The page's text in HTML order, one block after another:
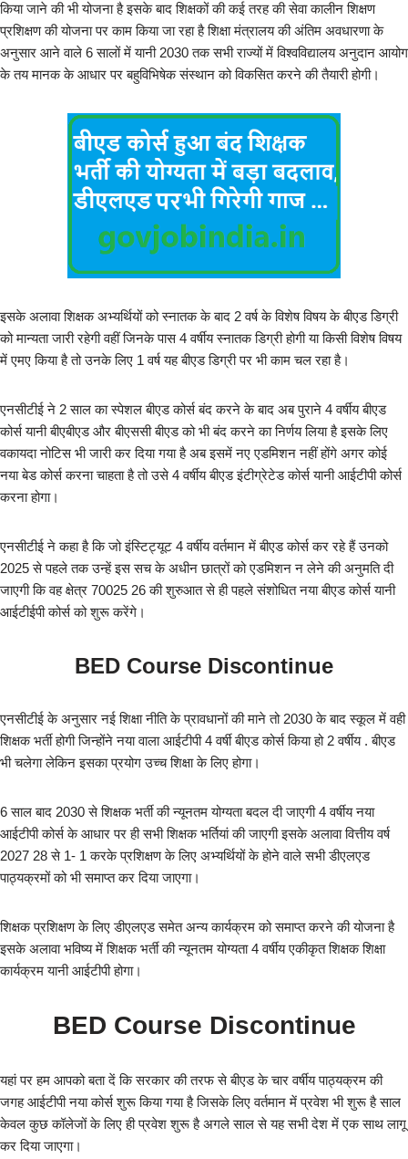
किया जाने की भी योजना है इसके बाद शिक्षकों की कई तरह की सेवा कालीन शिक्षण
प्रशिक्षण की योजना पर काम किया जा रहा है शिक्षा मंत्रालय की अंतिम अवधारणा के
अनुसार आने वाले 6 सालों में यानी 2030 तक सभी राज्यों में विश्वविद्यालय अनुदान आयोग
के तय मानक के आधार पर बहुविभिषेक संस्थान को विकसित करने की तैयारी होगी।
इसके अलावा शिक्षक अभ्यर्थियों को स्नातक के बाद 2 वर्ष के विशेष विषय के बीएड डिग्री
को मान्यता जारी रहेगी वहीं जिनके पास 4 वर्षीय स्नातक डिग्री होगी या किसी विशेष विषय
में एमए किया है तो उनके लिए 1 वर्ष यह बीएड डिग्री पर भी काम चल रहा है।
एनसीटीई ने 2 साल का स्पेशल बीएड कोर्स बंद करने के बाद अब पुराने 4 वर्षीय बीएड
कोर्स यानी बीएबीएड और बीएससी बीएड को भी बंद करने का निर्णय लिया है इसके लिए
वकायदा नोटिस भी जारी कर दिया गया है अब इसमें नए एडमिशन नहीं होंगे अगर कोई
नया बेड कोर्स करना चाहता है तो उसे 4 वर्षीय बीएड इंटीग्रेटेड कोर्स यानी आईटीपी कोर्स
करना होगा।
एनसीटीई ने कहा है कि जो इंस्टिट्यूट 4 वर्षीय वर्तमान में बीएड कोर्स कर रहे हैं उनको
2025 से पहले तक उन्हें इस सच के अधीन छात्रों को एडमिशन न लेने की अनुमति दी
जाएगी कि वह क्षेत्र 70025 26 की शुरुआत से ही पहले संशोधित नया बीएड कोर्स यानी
आईटीईपी कोर्स को शुरू करेंगे।
BED Course Discontinue
एनसीटीई के अनुसार नई शिक्षा नीति के प्रावधानों की माने तो 2030 के बाद स्कूल में वही
शिक्षक भर्ती होगी जिन्होंने नया वाला आईटीपी 4 वर्षी बीएड कोर्स किया हो 2 वर्षीय . बीएड
भी चलेगा लेकिन इसका प्रयोग उच्च शिक्षा के लिए होगा।
6 साल बाद 2030 से शिक्षक भर्ती की न्यूनतम योग्यता बदल दी जाएगी 4 वर्षीय नया
आईटीपी कोर्स के आधार पर ही सभी शिक्षक भर्तियां की जाएगी इसके अलावा वित्तीय वर्ष
2027 28 से 1- 1 करके प्रशिक्षण के लिए अभ्यर्थियों के होने वाले सभी डीएलएड
पाठ्यक्रमों को भी समाप्त कर दिया जाएगा।
शिक्षक प्रशिक्षण के लिए डीएलएड समेत अन्य कार्यक्रम को समाप्त करने की योजना है
इसके अलावा भविष्य में शिक्षक भर्ती की न्यूनतम योग्यता 4 वर्षीय एकीकृत शिक्षक शिक्षा
कार्यक्रम यानी आईटीपी होगा।
BED Course Discontinue
यहां पर हम आपको बता दें कि सरकार की तरफ से बीएड के चार वर्षीय पाठ्यक्रम की
जगह आईटीपी नया कोर्स शुरू किया गया है जिसके लिए वर्तमान में प्रवेश भी शुरू है साल
केवल कुछ कॉलेजों के लिए ही प्रवेश शुरू है अगले साल से यह सभी देश में एक साथ लागू
कर दिया जाएगा।